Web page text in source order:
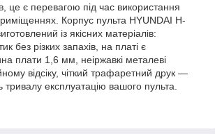
це є перевагою під час використання
Корпус пульта HYUNDAI H-
із якісних матеріалів:
без різких запахів, на платі є
плати 1,6 мм, неіржавкі металеві
відсіку, чіткий трафаретний друк —
тривалу експлуатацію вашого пульта.